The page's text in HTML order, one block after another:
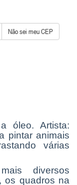
Não sei meu CEP
óleo. Artista:
pintar animais
várias
diversos
os quadros na